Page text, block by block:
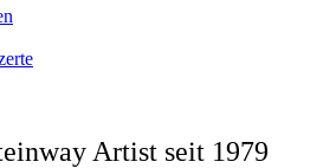
Artist seit 1979